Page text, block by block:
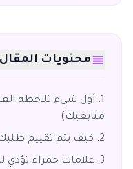
محتويات المقال
أول شيء تلاحظه
متابعيك)
كيف يتم تقييم
علامات حمراء تؤدي